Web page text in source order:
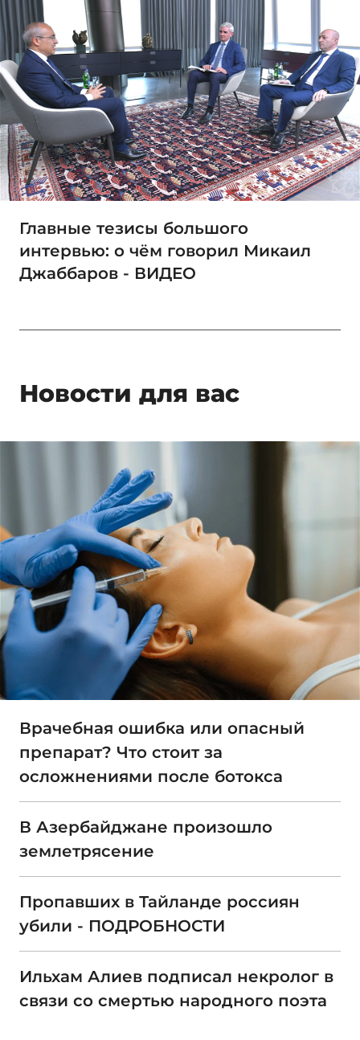
Главные тезисы большого
интервью: о чём говорил Микаил
Джаббаров - ВИДЕО
Новости для вас
Врачебная ошибка или опасный
препарат? Что стоит за
осложнениями после ботокса
В Азербайджане произошло
землетрясение
Пропавших в Тайланде россиян
убили - ПОДРОБНОСТИ
Ильхам Алиев подписал некролог в
связи со смертью народного поэта